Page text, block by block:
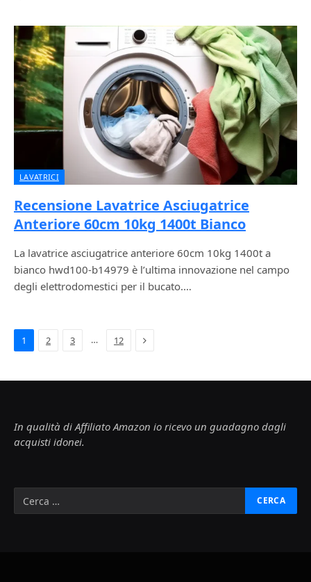
LAVATRICI
Recensione Lavatrice Asciugatrice
Anteriore 60cm 10kg 1400t Bianco
La lavatrice asciugatrice anteriore 60cm 10kg 1400t a
bianco hwd100-b14979 è l’ultima innovazione nel campo
degli elettrodomestici per il bucato.…
1 2 3 … 12 Next
In qualità di Affiliato Amazon io ricevo un guadagno dagli
acquisti idonei.